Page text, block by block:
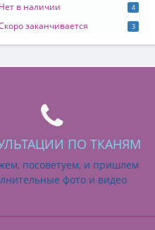
Нет в наличии 4
заканчивается 3
ПО ТКАНЯМ
посоветуем, и пришлем
фото и видео